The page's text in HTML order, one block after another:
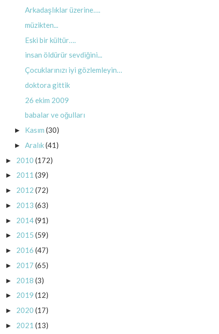
Arkadaşlıklar üzerine….
müzikten...
Eski bir kültür….
insan öldürür sevdiğini...
Çocuklarınızı iyi gözlemleyin…
doktora gittik
26 ekim 2009
babalar ve oğulları
► Kasım (30)
► Aralık(41)
► 2010 (172)
► 2011 (39)
► 2012 (72)
► 2013 (63)
► 2014(91)
► 2015 (59)
► 2016 (47)
► 2017 (65)
► 2018 (3)
► 2019 (12)
► 2020 (17)
► 2021 (13)